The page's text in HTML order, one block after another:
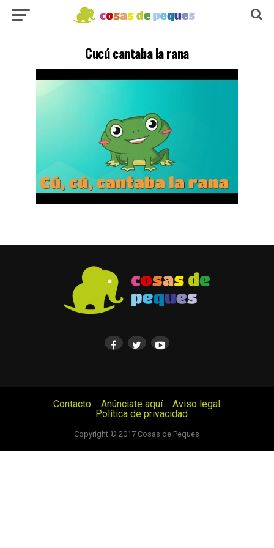
Cucú cantaba la rana
Contacto Anúnciate aquí
Aviso legal
Política de privacidad
Copyright © 2017 Cosas de Peques